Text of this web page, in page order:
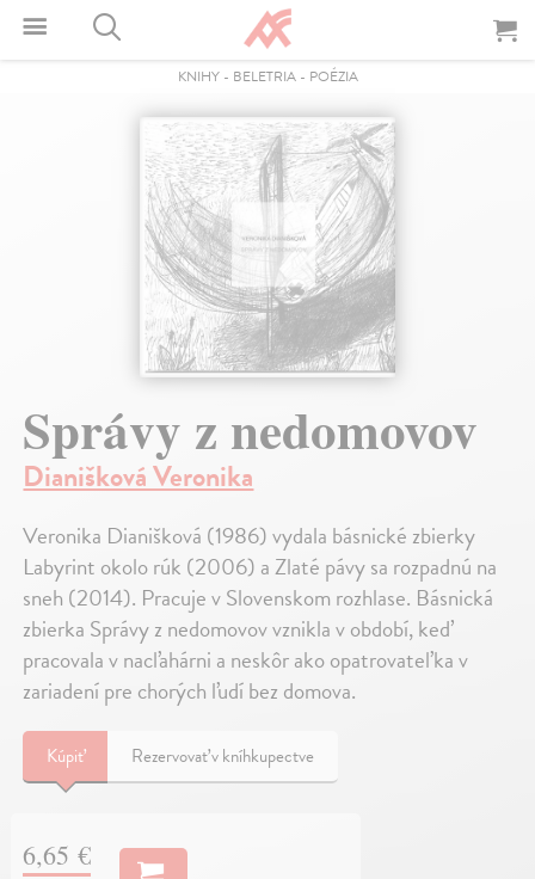
KNIHY- BELETRIA- POÉZIA
Správy z nedomovov
Dianišková Veronika
Veronika Dianišková (1986) vydala básnické zbierky
Labyrint okolo rúk (2006) a Zlaté pávy sa rozpadnú na
sneh (2014). Pracuje v Slovenskom rozhlase. Básnická
zbierka Správy z nedomovov vznikla v období, keď
pracovala v nacľahárni a neskôr ako opatrovateľka v
zariadení pre chorých ľudí bez domova.
Kúpiť Rezervovať v kníhkupectve
6,65 €